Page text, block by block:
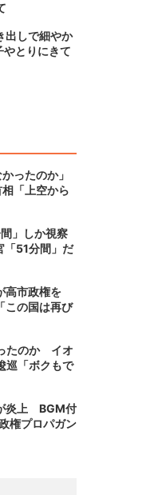
出しで細やか
とりにきて
ったのか」
「上空から
」しか視察
51分間」だ
高市政権を
この国は再び
たのか イオ
巡「ボクもで
炎上 BGM付
権プロパガン